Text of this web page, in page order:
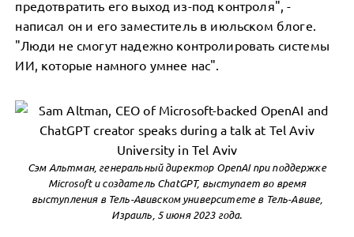
предотвратить его выход из-под контроля", -
написал он и его заместитель в июльском блоге.
"Люди не смогут надежно контролировать системы
ИИ, которые намного умнее нас".
Сэм Альтман, генеральный директор OpenAI при поддержке
Microsoft и создатель ChatGPT, выступает во время
выступления в Тель-Авивском университете в Тель-Авиве,
Израиль, 5 июня 2023 года.